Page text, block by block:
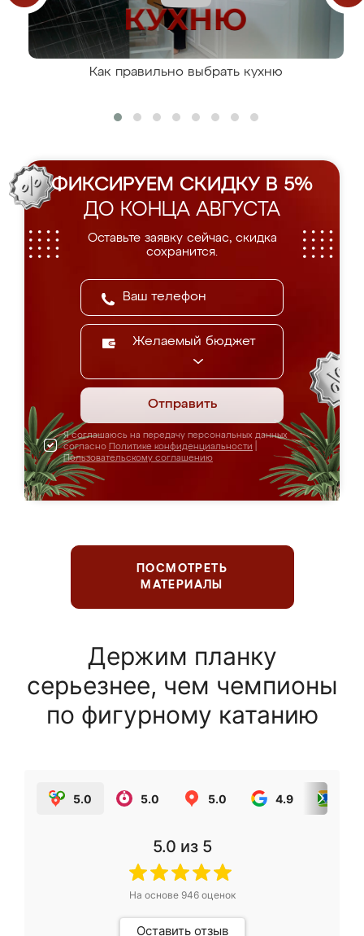
Как правильно выбрать кухню
ФИКСИРУЕМ СКИДКУ В 5%
ДО КОНЦА АВГУСТА
Оставьте заявку сейчас, скидка
сохранится.
Желаемый бюджет
Отправить
Я соглашаюсь на передачу персональных данных
согласно Политике конфиденциальности
Пользовательскому соглашению
ПОСМОТРЕТЬ
МАТЕРИАЛЫ
Держим планку
серьезнее, чем чемпионы
по фигурному катанию
5.0 5.0 5.0 4.9
5.0 из 5
На основе 946оценок
Оставить отзыв